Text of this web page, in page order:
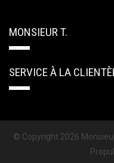
MONSIEUR T.
SERVICE À LA
© Copyright 2026